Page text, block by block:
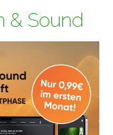
& Sound